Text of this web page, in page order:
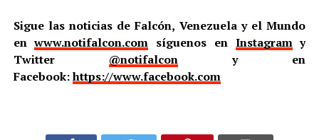
Sigue las noticias de Falcón, Venezuela y el Mundo
enwww.notifalcon.com síguenos en Instagramy
Twitter @notifalcony en
Facebook:https://www.facebook.com